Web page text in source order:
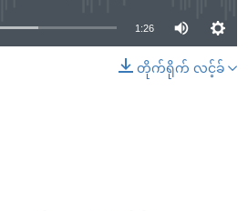
1:26
တိုက်ရိုက် လင့်ခ်